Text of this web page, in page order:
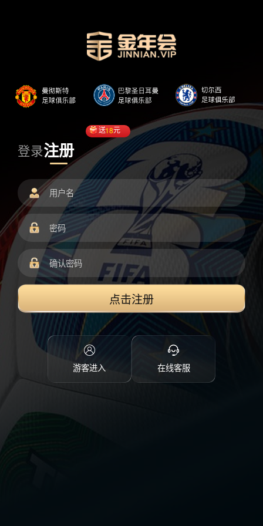
登录注册
送18元
点击注册
游客进入 在线客服